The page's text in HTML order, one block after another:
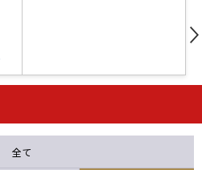
石人の星
全て